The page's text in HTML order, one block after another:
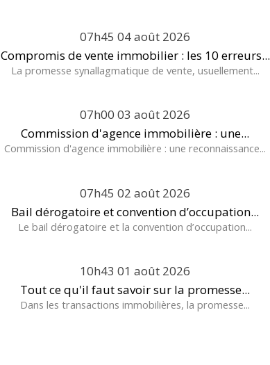
07h45 04août 2026
Compromis de vente immobilier : les 10 erreurs...
La promesse synallagmatique de vente, usuellement...
07h00 03 août 2026
Commission d'agence immobilière : une...
Commission d'agence immobilière : une reconnaissance...
07h45 02 août 2026
Bail dérogatoire et convention d’occupation...
Le bail dérogatoire et la convention d’occupation...
10h43 01 août 2026
Tout ce qu'il faut savoir sur la promesse...
Dans les transactions immobilières, la promesse...